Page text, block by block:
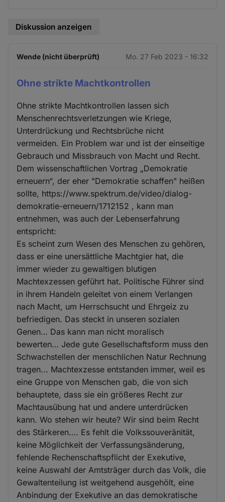
Diskussion anzeigen
Wende (nicht überprüft) Mo. 27 Feb 2023 - 16:32
Ohne strikte Machtkontrollen
Ohne strikte Machtkontrollen lassen sich
Menschenrechtsverletzungen wie Kriege,
Unterdrückung und Rechtsbrüche nicht
vermeiden. Ein Problem war und ist der einseitige
Gebrauch und Missbrauch von Macht und Recht.
Dem wissenschaftlichen Vortrag „Demokratie
erneuern“, der eher "Demokratie schaffen" heißen
sollte, https://www.spektrum.de/video/dialog-
demokratie-erneuern/1712152 , kann man
entnehmen, was auch der Lebenserfahrung
entspricht:
Es scheint zum Wesen des Menschen zu gehören,
dass er eine unersättliche Machtgier hat, die
immer wieder zu gewaltigen blutigen
Machtexzessen geführt hat. Politische Führer sind
in ihrem Handeln geleitet von einem Verlangen
nach Macht, um Herrschsucht und Ehrgeiz zu
befriedigen. Das steckt in unseren sozialen
Genen… Das kann man nicht moralisch
bewerten… Jede gute Gesellschaftsform muss den
Schwachstellen der menschlichen Natur Rechnung
tragen... Machtexzesse entstanden immer, weil es
eine Gruppe von Menschen gab, die von sich
behauptete, dass sie ein größeres Recht zur
Machtausübung hat und andere unterdrücken
kann. Wo stehen wir heute? Wir sind beim Recht
des Stärkeren…. Es fehlt die Volkssouveränität,
keine Möglichkeit der Verfassungsänderung,
fehlende Rechenschaftspflicht der Exekutive,
keine Auswahl der Amtsträger durch das Volk, die
Gewaltenteilung ist weitgehend ausgehölt, eine
Anbindung der Exekutive an das demokratische